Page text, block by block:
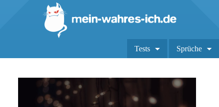
Tests Sprüche